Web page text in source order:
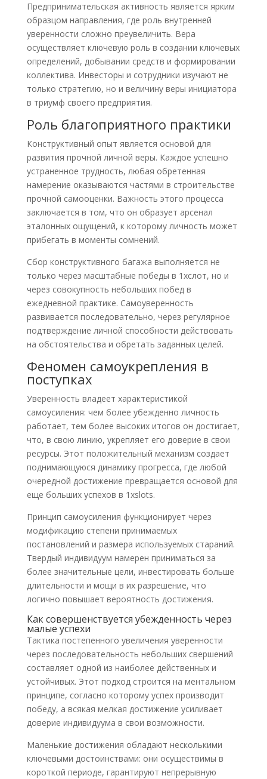
Предпринимательская активность является ярким
образцом направления, где роль внутренней
уверенности сложно преувеличить. Вера
осуществляет ключевую роль в создании ключевых
определений, добывании средств и формировании
коллектива. Инвесторы и сотрудники изучают не
только стратегию, но и величину веры инициатора
в триумф своего предприятия.
Роль благоприятного практики
Конструктивный опыт является основой для
развития прочной личной веры. Каждое успешно
устраненное трудность, любая обретенная
намерение оказываются частями в строительстве
прочной самооценки. Важность этого процесса
заключается в том, что он образует арсенал
эталонных ощущений, к которому личность может
прибегать в моменты сомнений.
Сбор конструктивного багажа выполняется не
только через масштабные победы в 1хслот, но и
через совокупность небольших побед в
ежедневной практике. Самоуверенность
развивается последовательно, через регулярное
подтверждение личной способности действовать
на обстоятельства и обретать заданных целей.
Феномен самоукрепления в
поступках
Уверенность владеет характеристикой
самоусиления: чем более убежденно личность
работает, тем более высоких итогов он достигает,
что, в свою линию, укрепляет его доверие в свои
ресурсы. Этот положительный механизм создает
поднимающуюся динамику прогресса, где любой
очередной достижение превращается основой для
еще больших успехов в 1xslots.
Принцип самоусиления функционирует через
модификацию степени принимаемых
постановлений и размера используемых стараний.
Твердый индивидуум намерен приниматься за
более значительные цели, инвестировать больше
длительности и мощи в их разрешение, что
логично повышает вероятность достижения.
Как совершенствуется убежденность через
малые успехи
Тактика постепенного увеличения уверенности
через последовательность небольших свершений
составляет одной из наиболее действенных и
устойчивых. Этот подход строится на ментальном
принципе, согласно которому успех производит
победу, а всякая мелкая достижение усиливает
доверие индивидуума в свои возможности.
Маленькие достижения обладают несколькими
ключевыми достоинствами: они осуществимы в
короткой периоде, гарантируют непрерывную